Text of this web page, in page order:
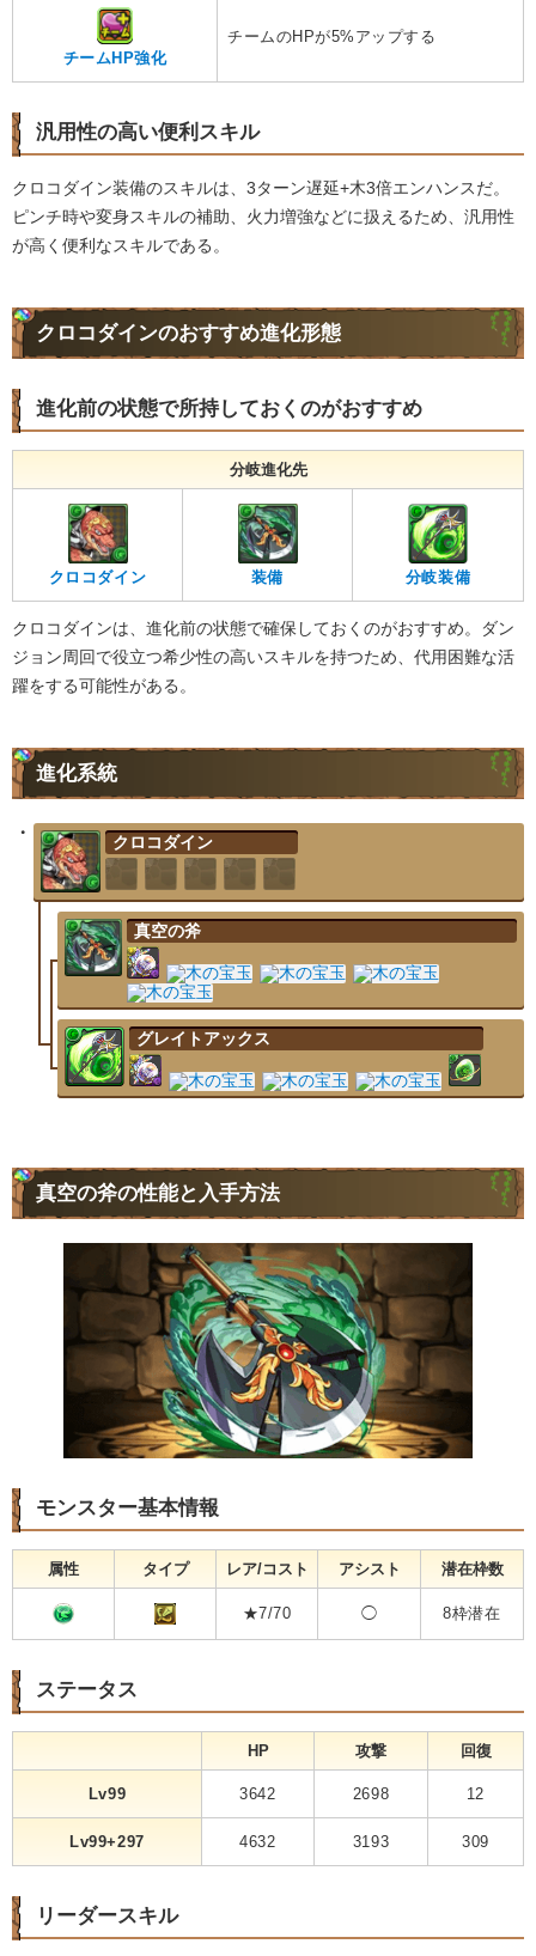
チームHP強化
チームのHPが5%アップする
汎用性の高い便利スキル
クロコダイン装備のスキルは、3ターン遅延+木3倍エンハンスだ。
ピンチ時や変身スキルの補助、火力増強などに扱えるため、汎用性
が高く便利なスキルである。
クロコダインのおすすめ進化形態
進化前の状態で所持しておくのがおすすめ
分岐進化先
クロコダイン 装備 分岐装備
クロコダインは、進化前の状態で確保しておくのがおすすめ。ダン
ジョン周回で役立つ希少性の高いスキルを持つため、代用困難な活
躍をする可能性がある。
進化系統
クロコダイン
真空の斧
グレイトアックス
真空の斧の性能と入手方法
モンスター基本情報
属性 タイプ レア/コスト アシスト 潜在枠数
★7/70 ◯ 8枠潜在
ステータス
HP 攻撃 回復
Lv99 3642 2698 12
Lv99+297 4632 3193 309
リーダースキル